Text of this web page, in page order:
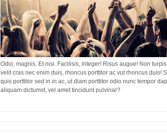
Odio, magnis. Et nisi. Facilisis, integer! Risus augue! Non
velit cras nec enim duis, rhoncus porttitor ac vut rhoncus duis!
quis porttitor sed in in ac, ut diam porttitor odio nunc tempor
aliquam dictumst, vel amet tincidunt pulvinar?